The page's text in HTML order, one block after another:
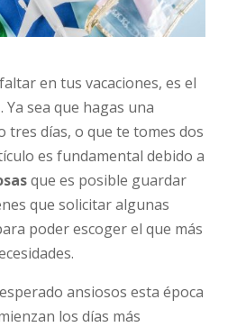
en tus vacaciones, es el
. Ya sea que hagas una
tres días, o que te tomes dos
es fundamental debido a
que es posible guardar
que solicitar algunas
poder escoger el que más
ansiosos esta época
los días más